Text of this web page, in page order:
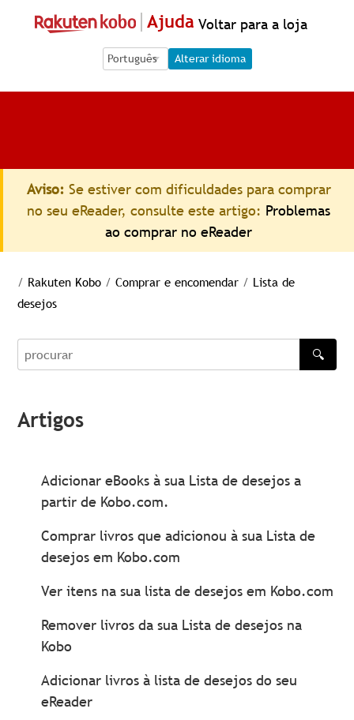
Ajuda Voltar para a loja
Language Selection
Language Selection
Alterar idioma
Aviso: Se estiver com dificuldades para comprar
no seu eReader, consulte este artigo: Problemas
ao comprar no eReader
/ Rakuten Kobo / Comprar e encomendar / Lista de
desejos
procurar
🔍
Artigos
Adicionar eBooks à sua Lista de desejos a
partir de Kobo.com.
Comprar livros que adicionou à sua Lista de
desejos em Kobo.com
Ver itens na sua lista de desejos em Kobo.com
Remover livros da sua Lista de desejos na
Kobo
Adicionar livros à lista de desejos do seu
eReader